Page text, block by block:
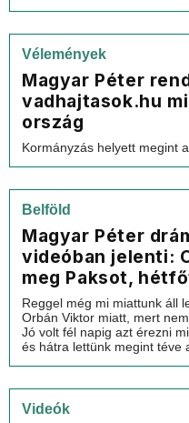
Vélemények
Magyar Péter
vadhajtasok.hu
ország
Kormányzás helyett megint
Belföld
Magyar Péter
videóban jelenti:
meg Paksot,
Reggel még mi miattunk áll
Orbán Viktor miatt, mert
Jó volt fél napig azt érezni
és hátra lettünk megint téve
Videók